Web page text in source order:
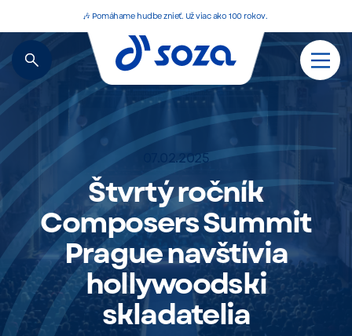
🎶 Pomáhame hudbe znieť. Už viac ako 100 rokov.
07.02.2025
Štvrtý ročník
Composers Summit
Prague navštívia
hollywoodski
skladatelia